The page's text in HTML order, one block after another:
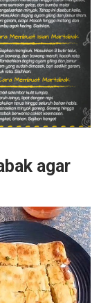
agar